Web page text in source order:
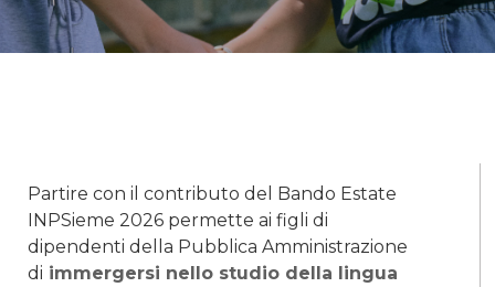
Partire con il contributo del Bando Estate
INPSieme 2026 permette ai figli di
dipendenti della Pubblica Amministrazione
di immergersi nello studio della lingua